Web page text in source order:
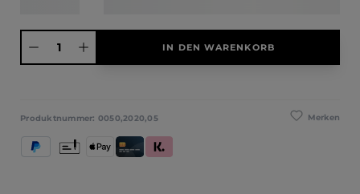
Produkt Anzahl: Gib den gewünschten Wert ein oder benutze die
IN DEN WARENKORB
Merken
Produktnummer: 0050,2020,05
PayPal Apple PayKredit- und Debitkarte
Klarna (Rechnung / Ratenkauf / Sofort)
Vorkasse